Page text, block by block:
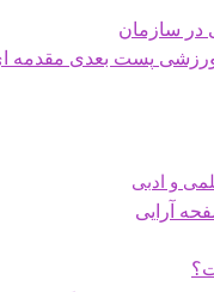
و ادبی
در سازمان
ورزشی پست بعدی مقدمه
آرایی